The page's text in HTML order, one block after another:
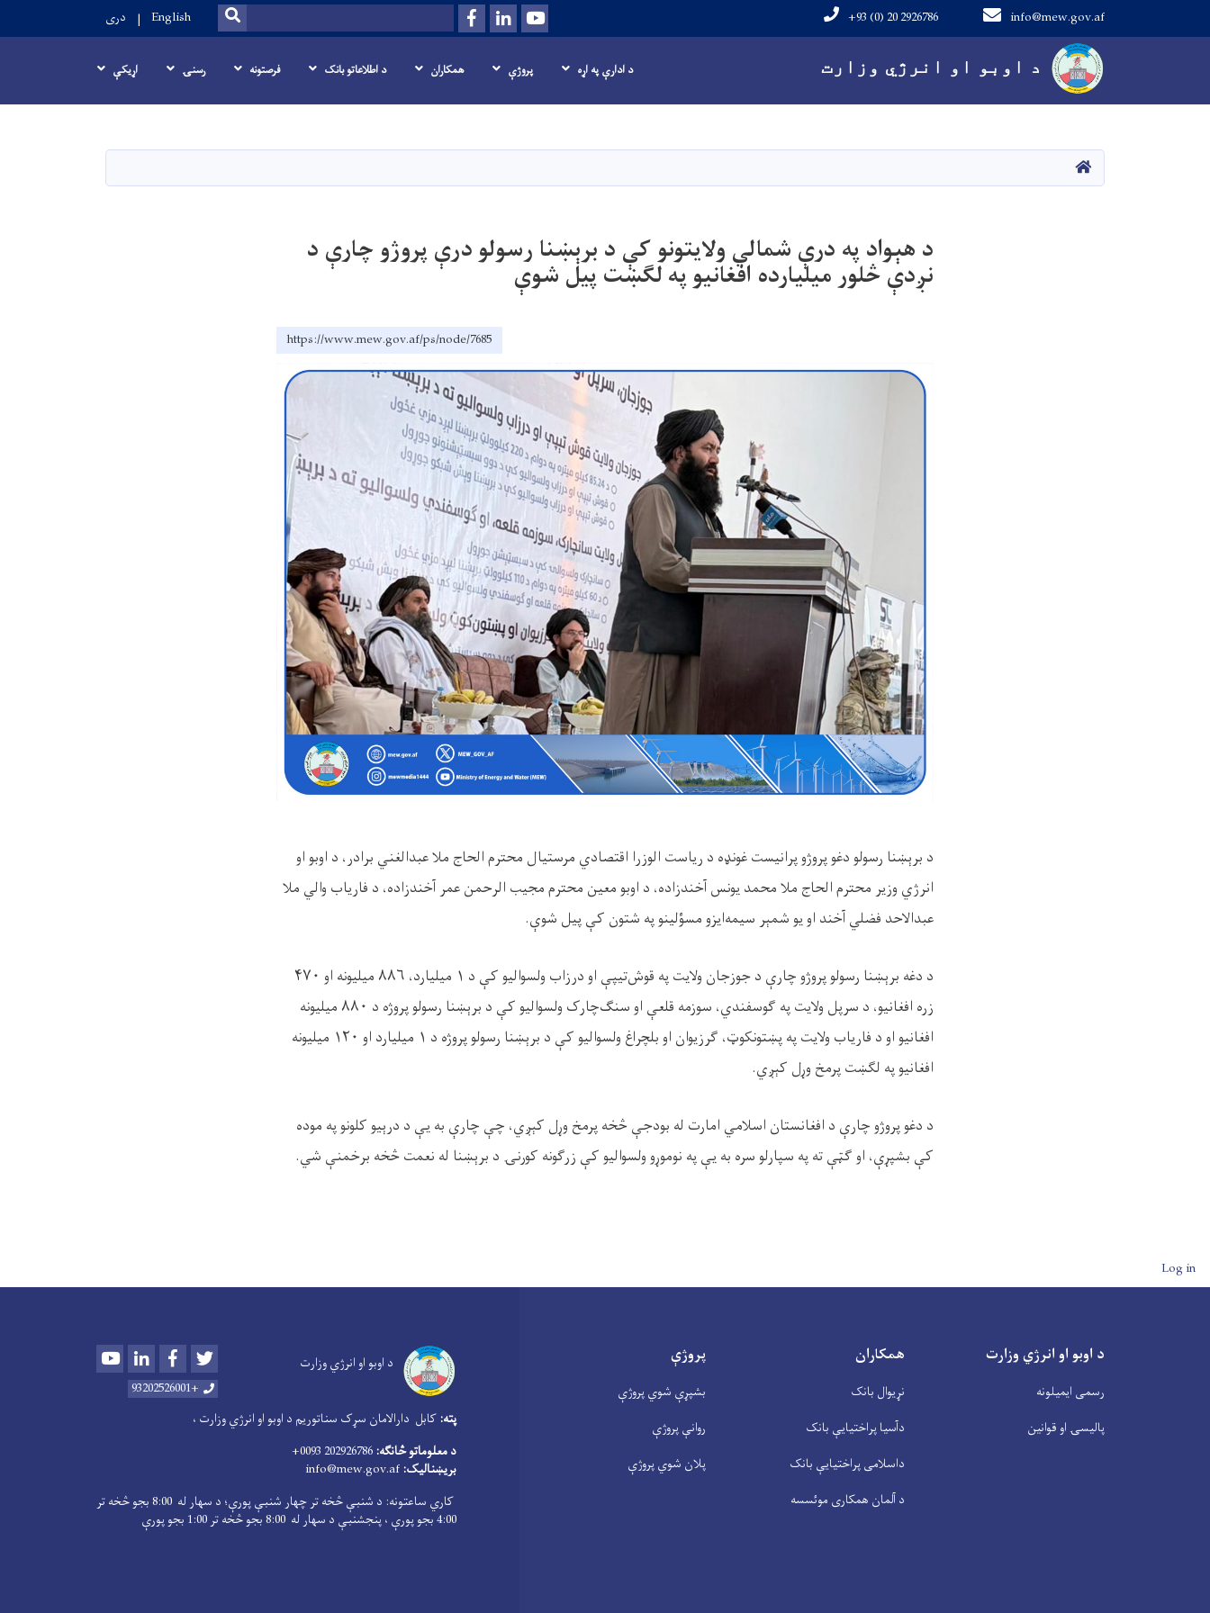
د اوبو او انرژي وزارت
info@mew.gov.af
+93 (0) 20 2926786
Youtube
LinkedIn
Facebook
Search
SEARCH
English دری
Main navigation
د ادارې په اړه پروژې همکاران د اطلاعاتو بانک فرصتونه رسنۍ اړيکې
کور
د هېواد په درې شمالي ولایتونو کې د برېښنا رسولو درې پروژو چارې د
نږدې څلور میلیارده افغانیو په لګښت پیل شوې
https://www.mew.gov.af/ps/node/7685
د برېښنا رسولو دغو پروژو پرانیست غونډه د ریاست الوزرا اقتصادي مرستیال محترم الحاج ملا عبدالغني برادر، د اوبو او
انرژي وزیر محترم الحاج ملا محمد یونس آخندزاده، د اوبو معین محترم مجیب الرحمن عمر آخندزاده، د فاریاب والي ملا
عبدالاحد فضلي آخند او یو شمېر سیمه‌ایزو مسؤلینو په شتون کې پیل شوې.
د دغه برېښنا رسولو پروژو چارې د جوزجان ولایت په قوش‌تیپې او درزاب ولسوالیو کې د ۱ میلیارد، ۸۸۶میلیونه او ۴۷۰
زره افغانیو، د سرپل ولایت په ګوسفندي، سوزمه قلعې او سنګ‌چارک ولسوالیو کې د برېښنا رسولو پروژه د ۸۸۰میلیونه
افغانیو او د فاریاب ولایت په پښتونکوټ، ګرزیوان او بلچراغ ولسوالیو کې د برېښنا رسولو پروژه د ۱ میلیارد او ۱۲۰ میلیونه
افغانیو په لګښت پرمخ وړل کېږي.
د دغو پروژو چارې د افغانستان اسلامي امارت له بودجې څخه پرمخ وړل کېږي، چې چارې به یې د درېیو کلونو په موده
کې بشپړې، او ګټې ته په سپارلو سره به یې په نوموړو ولسوالیو کې زرګونه کورنۍ د برېښنا له نعمت څخه برخمنې شي.
User account menu
Log in
د اوبو او انرژي وزارت
رسمی ایمیلونه
پالیسۍ او قوانین
همکاران
نړیوال بانک
دآسیا پراختیايې بانک
داسلامی پراختیايې بانک
د آلمان همکاری موئسسه
پروژې
بشپړې شوي پروژې
روانې پروژې
پلان شوي پروژې
د اوبو او انرژي وزارت YoutubeLinkedInFacebook
+93202526001
پته: کابل دارالامان سړک سناتوریم د اوبو او انرژي وزارت ،
د معلوماتو څانګه: 202926786 0093+
بریښنالیک: info@mew.gov.af
کاري ساعتونه: د شنبې څخه تر چهار شنبې پورې؛ د سهار له 8:00 بجو څخه تر
4:00 بجو پورې ، پنجشنبې د سهار له 8:00 بجو څخه تر 1:00 بجو پورې